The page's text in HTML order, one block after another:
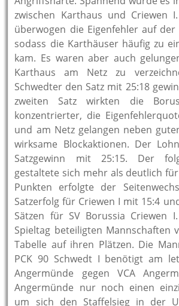
zwischen Karthaus und Criewen
überwogen die Eigenfehler auf der
sodass die Karthäuser häufig zu
kam. Es waren aber auch
Karthaus am Netz zu
Schwedter den Satz mit 25:18
zweiten Satz wirkten die
konzentrierter, die
und am Netz gelangen neben
wirksame Blockaktionen. Der
Satzgewinn mit 25:15. Der
gestaltete sich mehr als deutlich
Punkten erfolgte der
Satzerfolg für Criewen I mit 15:4
Sätzen für SV Borussia Criewen
Spieltag beteiligten Mannschaften
Tabelle auf ihren Plätzen. Die
PCK 90 Schwedt I benötigt am
Angermünde gegen VCA
Angermünde nur noch einen
um sich den Staffelsieg in der